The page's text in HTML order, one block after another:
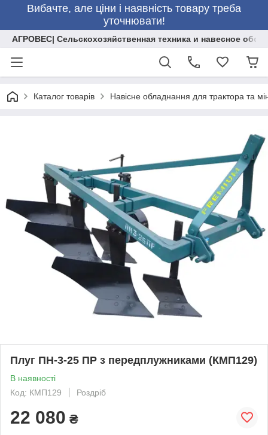
Вибачте, але ціни і наявність товару треба
уточнювати!
АГРОВЕС| Сельскохозяйственная техника и навесное
Каталог товарів Навісне обладнання для трактора та
Плуг ПН-3-25 ПР з передплужниками (КМП129)
В наявності
Код: КМП129
Роздріб
22 080 ₴